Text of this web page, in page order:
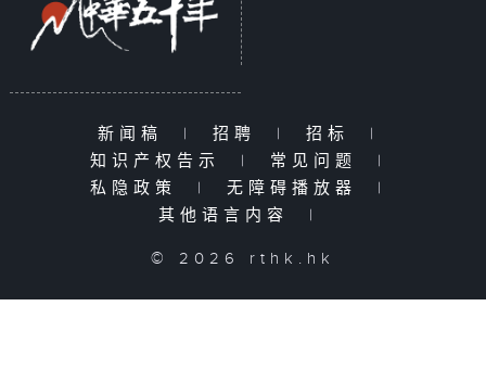
新闻稿 | 招聘 | 招标
|
知识产权告示
| 常见问题
|
私隐政策
| 无障碍播放器
|
其他语言内容
|
© 2026 rthk.hk